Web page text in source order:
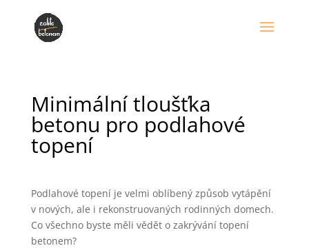
Minimální tloušťka
betonu pro podlahové
topení
Podlahové topení je velmi oblíbený způsob vytápění
v nových, ale i rekonstruovaných rodinných domech.
Co všechno byste měli vědět o zakrývání topení
betonem?